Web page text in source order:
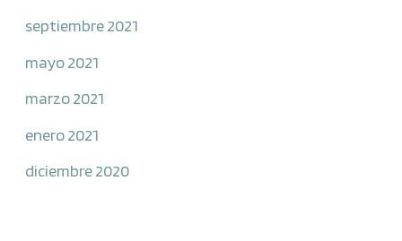
septiembre 2021
mayo 2021
marzo 2021
enero 2021
diciembre 2020